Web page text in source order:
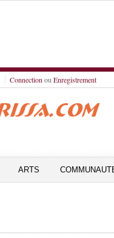
Connection ou Enregistrement
ARTS